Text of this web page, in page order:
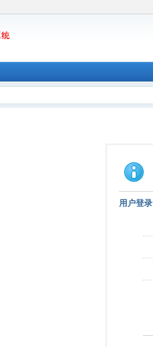
用户登录